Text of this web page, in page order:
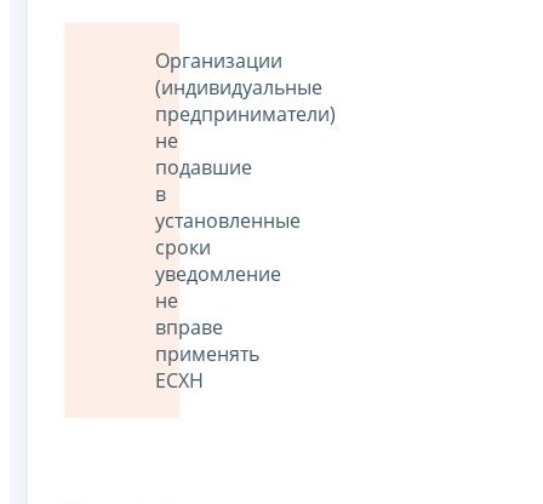
Организации
(индивидуальные
предприниматели)
не
подавшие
в
установленные
сроки
уведомление
не
вправе
применять
ЕСХН